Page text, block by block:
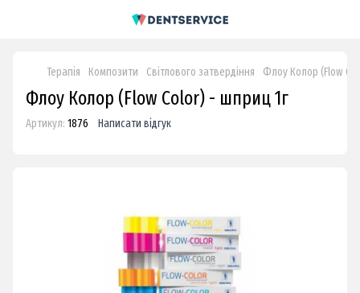
Терапія Композити Світлового затвердіння Флоу Колор (Flow
Флоу Колор (Flow Color) - шприц 1г
Артикул: 1876 Написати відгук